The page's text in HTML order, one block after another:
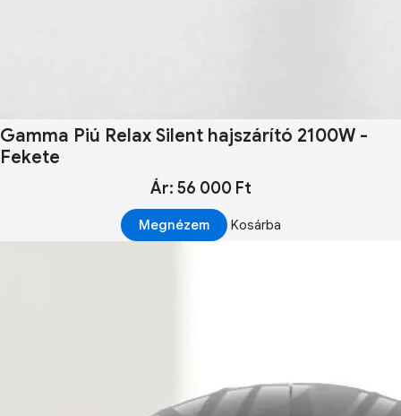
Gamma Piú Relax Silent hajszárító 2100W -
Fekete
Ár: 56 000 Ft
Megnézem Kosárba